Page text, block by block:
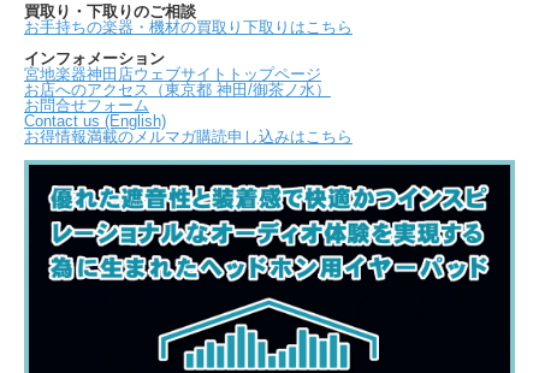
買取り・下取りのご相談
お手持ちの楽器・機材の買取り下取りはこちら
インフォメーション
宮地楽器神田店ウェブサイトトップページ
お店へのアクセス（東京都 神田/御茶ノ水）
お問合せフォーム
Contact us (English)
お得情報満載のメルマガ購読申し込みはこちら